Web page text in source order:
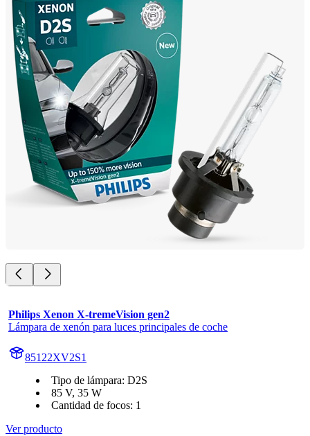
Philips Xenon X-tremeVision gen2
Lámpara de xenón para luces principales de coche
85122XV2S1
Tipo de lámpara: D2S
85 V, 35 W
Cantidad de focos: 1
Ver producto